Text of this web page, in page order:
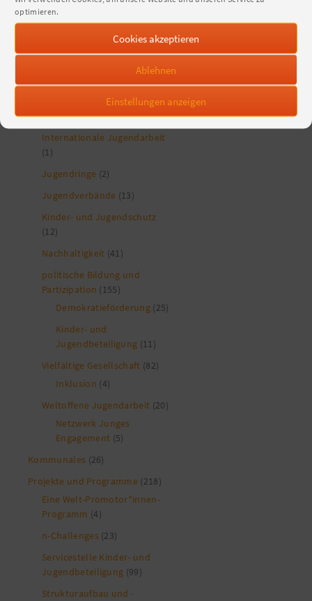
optimieren.
Cookies akzeptieren
Ablehnen
Einstellungen anzeigen
digitale Jugendarbeit
Rundfunkpolitik(3)
(3)
Gesundheitsförderung(7)
Internationale Jugendarbeit
(1)
Jugendringe (2)
Jugendverbände (13)
Kinder- und Jugendschutz
(12)
Nachhaltigkeit (41)
politische Bildung und
Partizipation (155)
Demokratieförderung (25)
Kinder- und
Jugendbeteiligung (11)
Vielfältige Gesellschaft (82)
Inklusion (4)
Weltoffene Jugendarbeit (20)
Netzwerk Junges
Engagement (5)
Kommunales (26)
Projekte und Programme (218)
Eine Welt-Promotor*innen-
Programm (4)
n-Challenges (23)
Servicestelle Kinder- und
Jugendbeteiligung (99)
Strukturaufbau und -